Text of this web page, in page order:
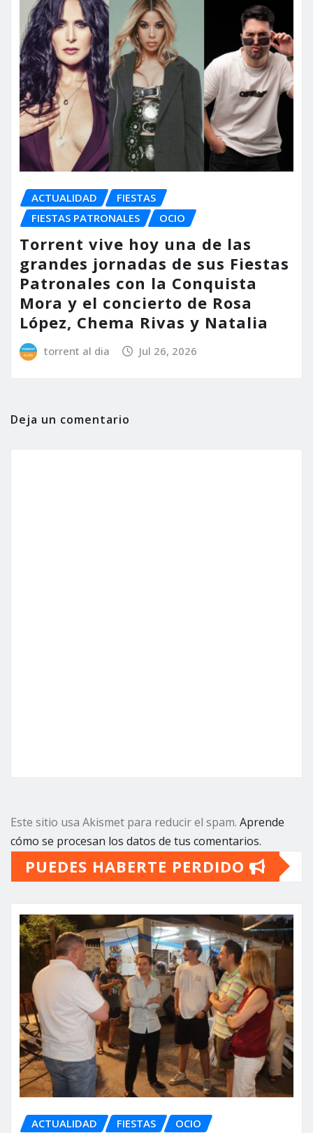
ACTUALIDAD
FIESTAS
FIESTAS PATRONALES
OCIO
Torrent vive hoy una de las
grandes jornadas de sus Fiestas
Patronales con la Conquista
Mora y el concierto de Rosa
López, Chema Rivas y Natalia
torrent al dia Jul 26, 2026
Deja un comentario
Este sitio usa Akismet para reducir el spam. Aprende
cómo se procesan los datos de tus comentarios.
PUEDES HABERTE PERDIDO
ACTUALIDAD FIESTAS OCIO